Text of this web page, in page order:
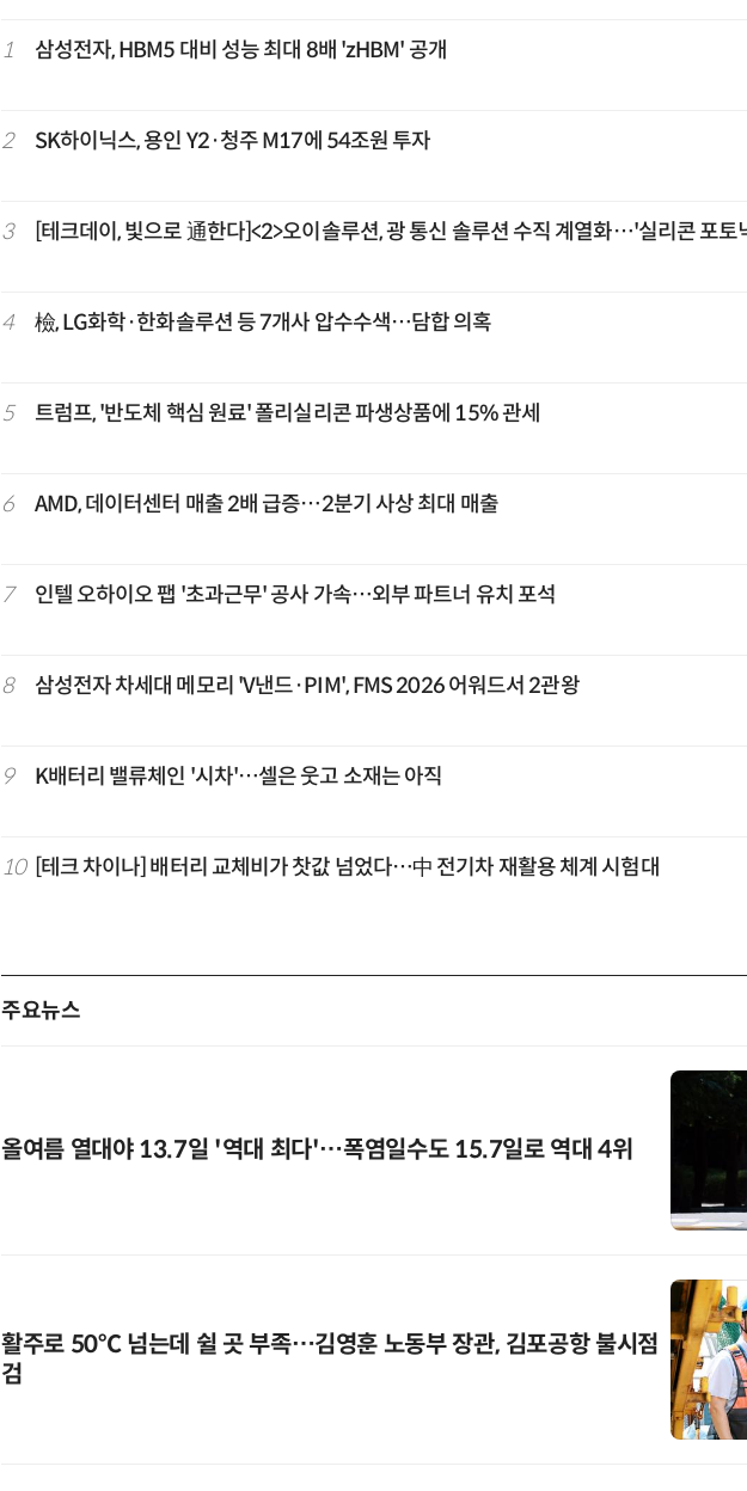
1 삼성전자, HBM5 대비 성능 최대 8배 'zHBM' 공개
2 SK하이닉스, 용인 Y2·청주 M17에 54조원 투자
3 [테크데이, 빛으로 通한다]<2>오이솔루션, 광 통신 솔루션 수직 계열화…'실리콘 포
4 檢, LG화학·한화솔루션 등 7개사 압수수색…담합 의혹
5 트럼프, '반도체 핵심 원료' 폴리실리콘 파생상품에 15% 관세
6 AMD, 데이터센터 매출 2배 급증…2분기 사상 최대 매출
7 인텔 오하이오 팹 '초과근무' 공사 가속…외부 파트너 유치 포석
8 삼성전자 차세대 메모리 'V낸드·PIM', FMS 2026 어워드서 2관왕
9 K배터리 밸류체인 '시차'…셀은 웃고 소재는 아직
10 [테크 차이나] 배터리 교체비가 찻값 넘었다…中 전기차 재활용 체계 시험대
주요뉴스
올여름 열대야 13.7일 '역대 최다'…폭염일수도 15.7일로 역대 4위
활주로 50℃ 넘는데 쉴 곳 부족…김영훈 노동부 장관, 김포공항 불시점
검